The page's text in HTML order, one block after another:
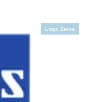
Logo Zeiss